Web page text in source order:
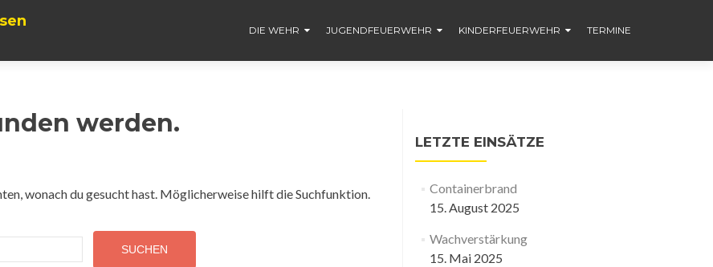
DIE WEHR JUGENDFEUERWEHR KINDERFEUERWEHR TERMINE
werden.
wonach du gesucht hast. Möglicherweise hilft die Suchfunktion.
LETZTE EINSÄTZE
Containerbrand
15. August 2025
Wachverstärkung
15. Mai 2025